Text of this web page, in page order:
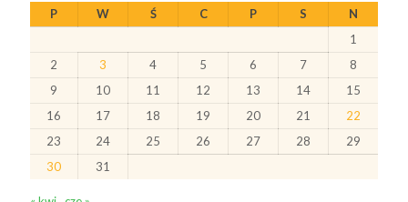
P W Ś C P S
N
1
2
3 4 5 6 7
8
9
10 11 12 13 14
15
16
17 18 19 20 21
22
23
24 25 26 27 28
29
30
31